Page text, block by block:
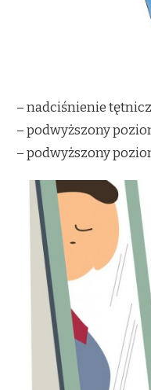
– nadciśnienie
– podwyższony
– podwyższony